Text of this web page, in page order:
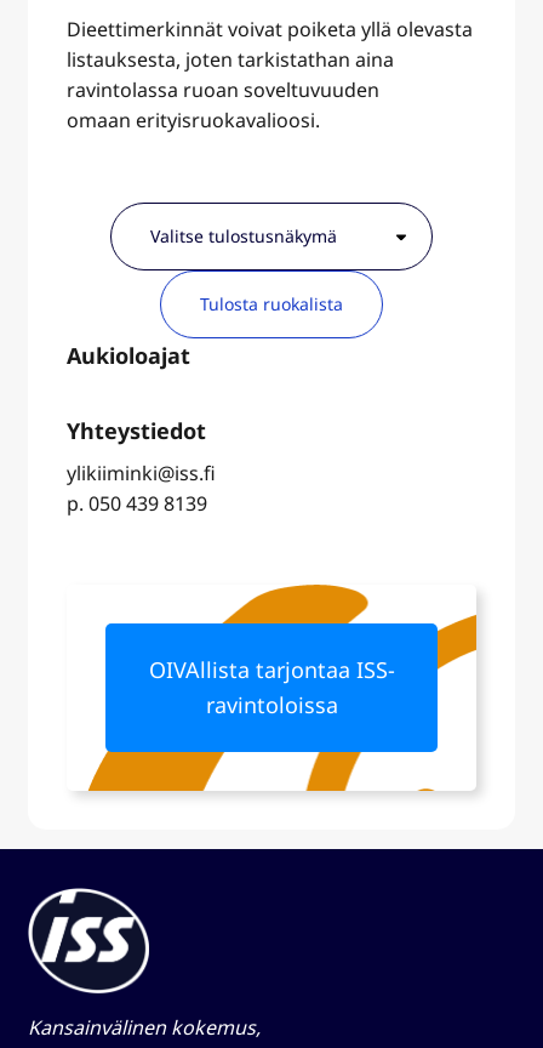
Dieettimerkinnät voivat poiketa yllä olevasta
listauksesta, joten tarkistathan aina
ravintolassa ruoan soveltuvuuden
omaan erityisruokavalioosi.
Tulosta ruokalista
ylikiiminki@iss.fi
p. 050 439 8139
OIVAllista tarjontaa ISS-
ravintoloissa
Kansainvälinen kokemus,